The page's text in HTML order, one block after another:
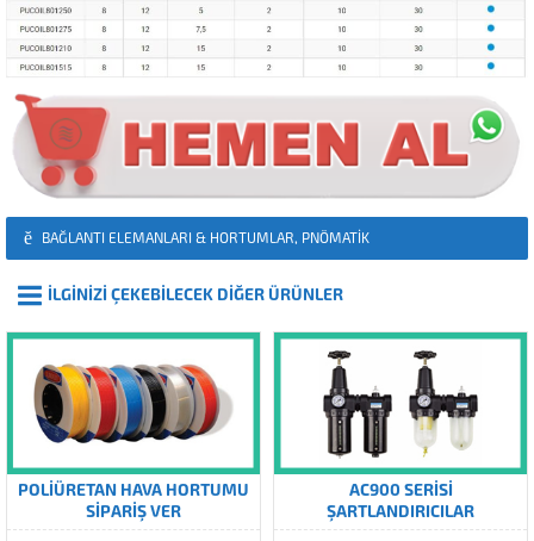
BAĞLANTI ELEMANLARI & HORTUMLAR, PNÖMATIK
İLGİNİZİ ÇEKEBİLECEK DİĞER ÜRÜNLER
POLIÜRETAN HAVA HORTUMU
SIPARIŞ VER
AC900 SERISI
ŞARTLANDIRICILAR